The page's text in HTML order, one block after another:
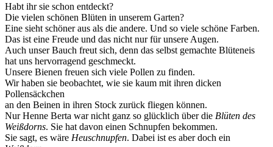
Habt ihr sie schon entdeckt?
Die vielen schönen Blüten in unserem Garten?
Eine sieht schöner aus als die andere. Und so viele schöne Farben.
Das ist eine Freude und das nicht nur für unsere Augen.
Auch unser Bauch freut sich, denn das selbst gemachte Blüteneis
hat uns hervorragend geschmeckt.
Unsere Bienen freuen sich viele Pollen zu finden.
Wir haben sie beobachtet, wie sie kaum mit ihren dicken
Pollensäckchen
an den Beinen in ihren Stock zurück fliegen können.
Nur Henne Berta war nicht ganz so glücklich über die Blüten des
Weißdorns. Sie hat davon einen Schnupfen bekommen.
Sie sagt, es wäre Heuschnupfen. Dabei ist es aber doch ein